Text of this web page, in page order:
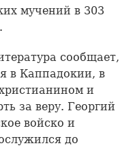
мучений в 303
сообщает,
в Каппадокии, в
и
за веру. Георгий
войско и
до